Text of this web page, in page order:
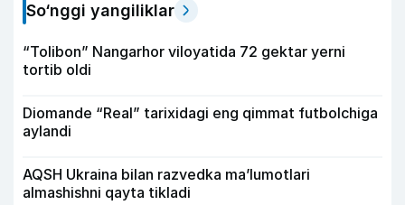
So‘nggi yangiliklar
“Tolibon” Nangarhor viloyatida 72 gektar yerni
tortib oldi
Diomande “Real” tarixidagi eng qimmat futbolchiga
aylandi
AQSH Ukraina bilan razvedka ma’lumotlari
almashishni qayta tikladi